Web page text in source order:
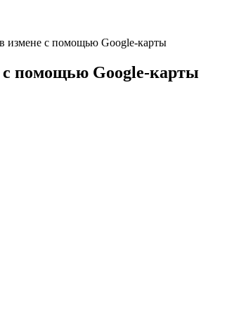
измене с помощью Google-карты
с помощью Google-карты